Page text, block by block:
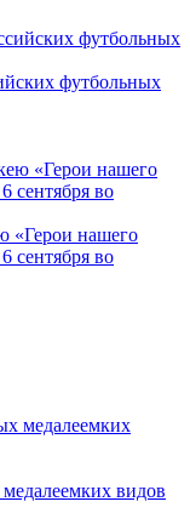
футбольных
«Герои нашего
сентября во
видов